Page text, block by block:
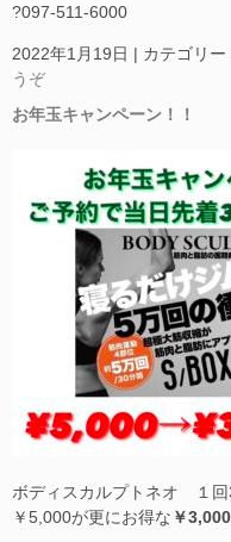
?097-511-6000
2022年1月19日 | カテゴリー
うぞ
お年玉キャンペーン！！
ボディスカルプトネオ １
￥5,000が更にお得な ￥3,000